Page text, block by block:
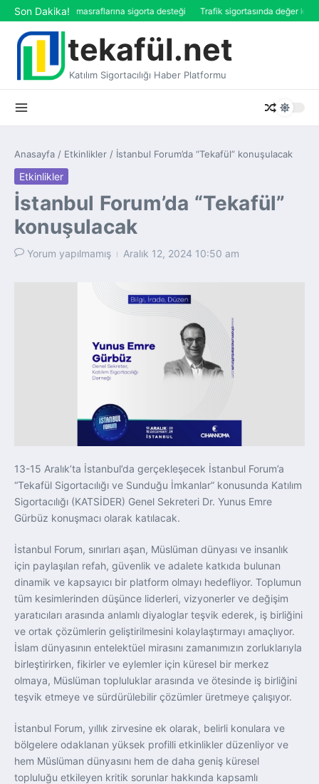
İçeriğe atla
Son Dakika!eğitim masraflarına sigorta desteği Trafik sigortasında değer
tekafül.net
Katılım Sigortacılığı Haber Platformu
Anasayfa / Etkinlikler / İstanbul Forum’da “Tekafül” konuşulacak
Etkinlikler
İstanbul Forum’da “Tekafül”
konuşulacak
Yorum yapılmamış Aralık 12, 2024 10:50 am
13-15 Aralık’ta İstanbul’da gerçekleşecek İstanbul Forum’a
“Tekafül Sigortacılığı ve Sunduğu İmkanlar” konusunda Katılım
Sigortacılığı (KATSİDER) Genel Sekreteri Dr. Yunus Emre
Gürbüz konuşmacı olarak katılacak.
İstanbul Forum, sınırları aşan, Müslüman dünyası ve insanlık
için paylaşılan refah, güvenlik ve adalete katkıda bulunan
dinamik ve kapsayıcı bir platform olmayı hedefliyor. Toplumun
tüm kesimlerinden düşünce liderleri, vizyonerler ve değişim
yaratıcıları arasında anlamlı diyaloglar teşvik ederek, iş birliğini
ve ortak çözümlerin geliştirilmesini kolaylaştırmayı amaçlıyor.
İslam dünyasının entelektüel mirasını zamanımızın zorluklarıyla
birleştirirken, fikirler ve eylemler için küresel bir merkez
olmaya, Müslüman topluluklar arasında ve ötesinde iş birliğini
teşvik etmeye ve sürdürülebilir çözümler üretmeye çalışıyor.
İstanbul Forum, yıllık zirvesine ek olarak, belirli konulara ve
bölgelere odaklanan yüksek profilli etkinlikler düzenliyor ve
hem Müslüman dünyasını hem de daha geniş küresel
topluluğu etkileyen kritik sorunlar hakkında kapsamlı